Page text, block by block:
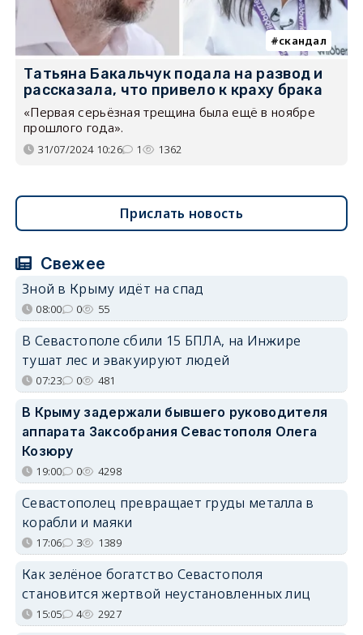
скандал
Татьяна Бакальчук подала на развод и
рассказала, что привело к краху брака
«Первая серьёзная трещина была ещё в ноябре
прошлого года».
31/07/2024 10:26 1 1362
Прислать новость
Свежее
Зной в Крыму идёт на спад
08:00 0 55
В Севастополе сбили 15 БПЛА, на Инжире
тушат лес и эвакуируют людей
07:23 0 481
В Крыму задержали бывшего руководителя
аппарата Заксобрания Севастополя Олега
Козюру
19:00 0 4298
Севастополец превращает груды металла в
корабли и маяки
17:06 3 1389
Как зелёное богатство Севастополя
становится жертвой неустановленных лиц
15:05 4 2927